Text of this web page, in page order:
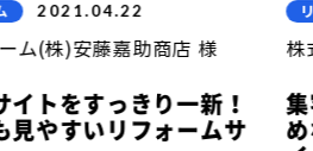
2021.04.22
ム(株)安藤嘉助商店 様
イトをすっきり一新！
見やすいリフォームサ
株